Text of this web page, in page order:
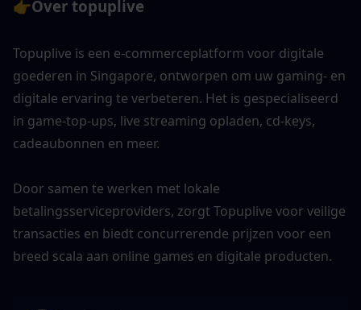
👉Over topuplive
Topuplive is een e-commerceplatform voor digitale
goederen in Singapore, ontworpen om uw gaming- en
digitale ervaring te verbeteren. Het is gespecialiseerd
in game-top-ups, live streaming opladen, cd-keys,
cadeaubonnen en meer.
Door samen te werken met lokale
betalingsserviceproviders, zorgt Topuplive voor veilige
transacties en biedt concurrerende prijzen voor een
breed scala aan online games en digitale producten.